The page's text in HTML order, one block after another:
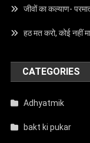
जीवों का कल्याण-
हठ मत करो, कोई नहीं
CATEGORIES
Adhyatmik
bakt ki pukar